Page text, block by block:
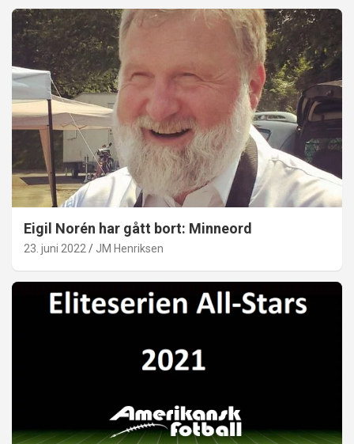
Eigil Norén har gått bort: Minneord
23. juni 2022 JM Henriksen